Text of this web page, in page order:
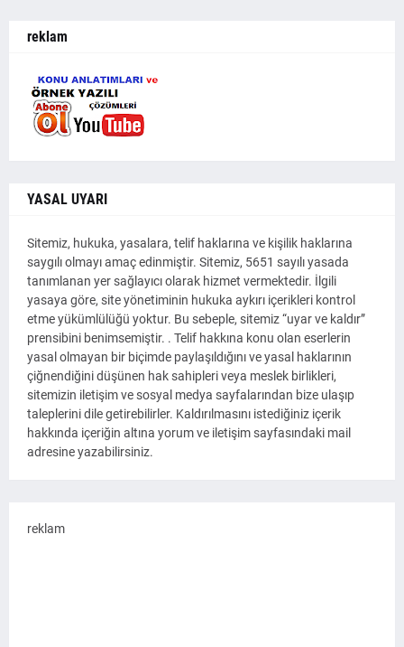
reklam
YASAL UYARI
Sitemiz, hukuka, yasalara, telif haklarına ve kişilik haklarına
saygılı olmayı amaç edinmiştir. Sitemiz, 5651 sayılı yasada
tanımlanan yer sağlayıcı olarak hizmet vermektedir. İlgili
yasaya göre, site yönetiminin hukuka aykırı içerikleri kontrol
etme yükümlülüğü yoktur. Bu sebeple, sitemiz “uyar ve kaldır”
prensibini benimsemiştir. . Telif hakkına konu olan eserlerin
yasal olmayan bir biçimde paylaşıldığını ve yasal haklarının
çiğnendiğini düşünen hak sahipleri veya meslek birlikleri,
sitemizin iletişim ve sosyal medya sayfalarından bize ulaşıp
taleplerini dile getirebilirler. Kaldırılmasını istediğiniz içerik
hakkında içeriğin altına yorum ve iletişim sayfasındaki mail
adresine yazabilirsiniz.
reklam